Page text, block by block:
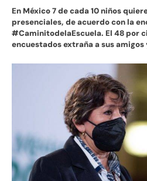
En México 7 de cada 10 niños
presenciales, de acuerdo con la
#CaminitodelaEscuela. El 48 por
encuestados extraña a sus amigos